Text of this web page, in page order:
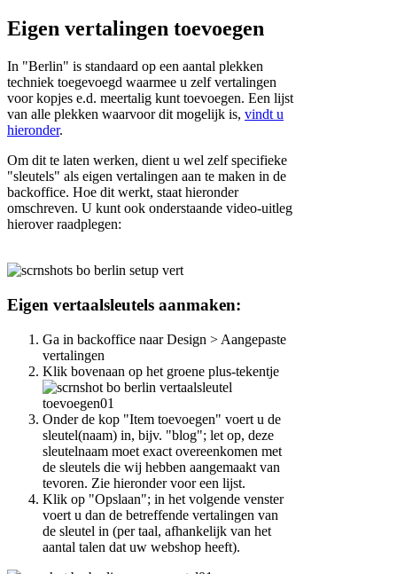
Eigen vertalingen toevoegen
In "Berlin" is standaard op een aantal plekken
techniek toegevoegd waarmee u zelf vertalingen
voor kopjes e.d. meertalig kunt toevoegen. Een lijst
van alle plekken waarvoor dit mogelijk is, vindt u
hieronder.
Om dit te laten werken, dient u wel zelf specifieke
"sleutels" als eigen vertalingen aan te maken in de
backoffice. Hoe dit werkt, staat hieronder
omschreven. U kunt ook onderstaande video-uitleg
hierover raadplegen:
Eigen vertaalsleutels aanmaken:
Ga in backoffice naar Design > Aangepaste
vertalingen
Klik bovenaan op het groene plus-tekentje
Onder de kop "Item toevoegen" voert u de
sleutel(naam) in, bijv. "blog"; let op, deze
sleutelnaam moet exact overeenkomen met
de sleutels die wij hebben aangemaakt van
tevoren. Zie hieronder voor een lijst.
Klik op "Opslaan"; in het volgende venster
voert u dan de betreffende vertalingen van
de sleutel in (per taal, afhankelijk van het
aantal talen dat uw webshop heeft).